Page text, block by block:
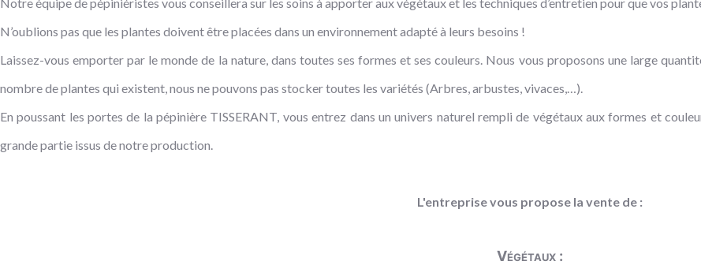
N’oublions pas que les plantes doivent être placées dans un environnement adapté à leurs besoins !
Laissez-vous emporter par le monde de la nature, dans toutes ses formes et ses couleurs. Nous vous proposons une large
nombre de plantes qui existent, nous ne pouvons pas stocker toutes les variétés (Arbres, arbustes, vivaces,…).
En poussant les portes de la pépinière TISSERANT, vous entrez dans un univers naturel rempli de végétaux aux formes et
grande partie issus de notre production.
L'entreprise vous propose la vente de :
Végétaux :